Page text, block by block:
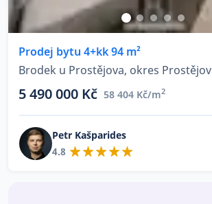
Co říkají naši zákazníci
Blog
O nás
Kariéra
Prodej bytu 4+kk 94 m²
Brodek u Prostějova, okres Prostějov
5 490 000 Kč 58 404 Kč/m2
Petr Kašparides
4.8